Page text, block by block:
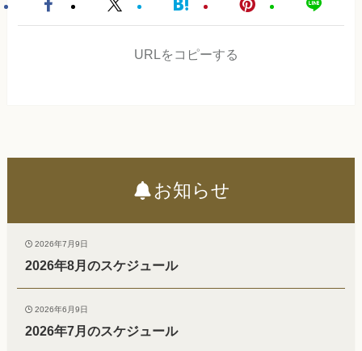
URLをコピーする
お知らせ
2026年7月9日
2026年8月のスケジュール
2026年6月9日
2026年7月のスケジュール